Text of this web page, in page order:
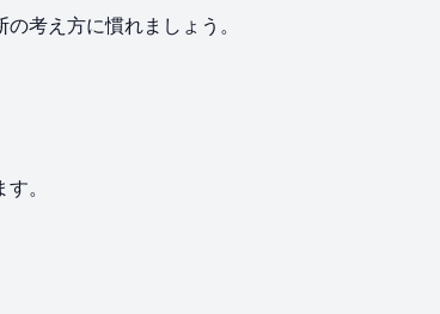
考え方に慣れましょう。
。